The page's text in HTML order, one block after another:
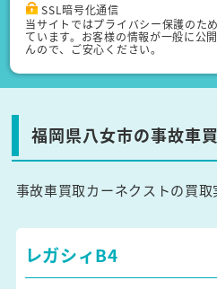
SSL暗号化通信
当サイトではプライバシー保護のた
ています。お客様の情報が一般に公
んので、ご安心ください。
福岡県八女市の事故車
事故車買取カーネクストの買取
レガシィB4